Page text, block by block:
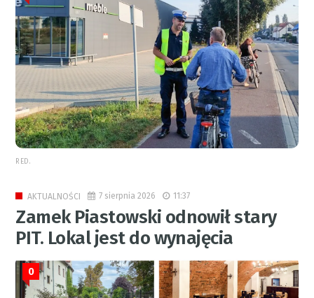
RED.
AKTUALNOŚCI 7 sierpnia 2026 11:37
Zamek Piastowski odnowił stary
PIT. Lokal jest do wynajęcia
0